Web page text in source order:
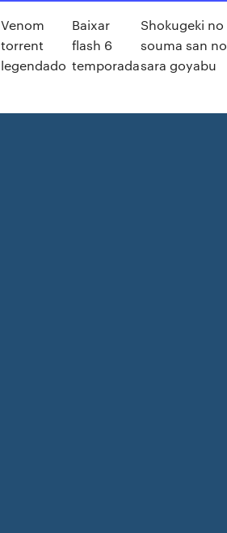
Venom
torrent
legendado
Baixar
flash 6
temporada
Shokugeki no
souma san no
sara goyabu